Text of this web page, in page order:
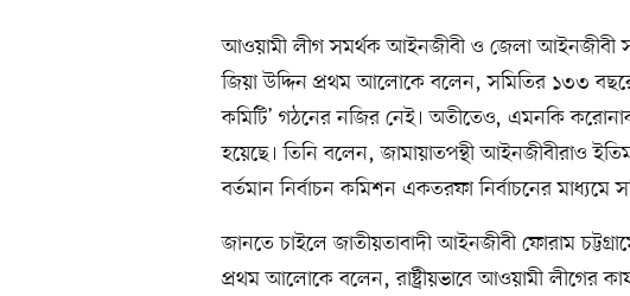
আওয়ামী লীগ সমর্থক আইনজীবী ও জেলা আইনজীবী
জিয়া উদ্দিন প্রথম আলোকে বলেন, সমিতির ১৩৩
কমিটি’ গঠনের নজির নেই। অতীতেও, এমনকি
হয়েছে। তিনি বলেন, জামায়াতপন্থী আইনজীবীরাও
বর্তমান নির্বাচন কমিশন একতরফা নির্বাচনের মাধ্যমে
জানতে চাইলে জাতীয়তাবাদী আইনজীবী ফোরাম
প্রথম আলোকে বলেন, রাষ্ট্রীয়ভাবে আওয়ামী লীগের